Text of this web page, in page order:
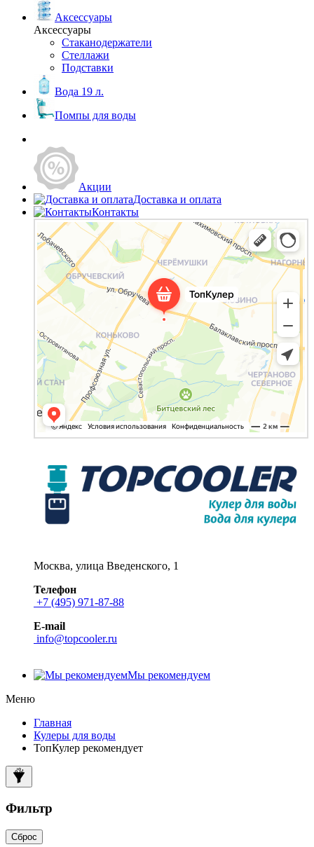
Аксессуары
Аксессуары
Стаканодержатели
Стеллажи
Подставки
Вода 19 л.
Помпы для воды
Акции
Доставка и оплата
Контакты
Москва, улица Введенского, 1
Телефон
+7 (495) 971-87-88
E-mail
info@topcooler.ru
Мы рекомендуем
Меню
Главная
Кулеры для воды
ТопКулер рекомендует
Фильтр
Сброс